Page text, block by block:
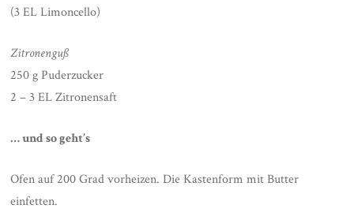
(3 EL Limoncello)
Zitronenguß
250 g Puderzucker
2 – 3 EL Zitronensaft
… und so geht’s
Ofen auf 200 Grad vorheizen. Die Kastenform mit Butter
einfetten.